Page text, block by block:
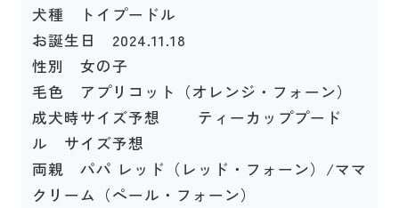
犬種 トイプードル
お誕生日 2024.11.18
性別 女の子
毛色 アプリコット（オレンジ・フォーン）
成犬時サイズ予想 ティーカッププード
ル サイズ予想
両親 パパ レッド（レッド・フォーン）/ママ
クリーム（ペール・フォーン）